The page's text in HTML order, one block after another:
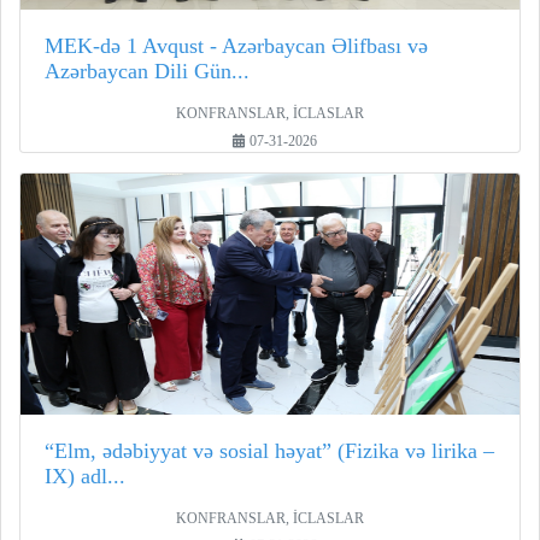
MEK-də 1 Avqust - Azərbaycan Əlifbası və
Azərbaycan Dili Gün...
KONFRANSLAR, İCLASLAR
07-31-2026
“Elm, ədəbiyyat və sosial həyat” (Fizika və lirika –
IX) adl...
KONFRANSLAR, İCLASLAR